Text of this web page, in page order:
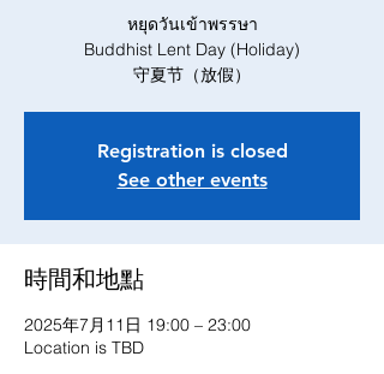
หยุดวันเข้าพรรษา
Buddhist Lent Day (Holiday)
守夏节（放假）
Registration is closed
See other events
時間和地點
2025年7月11日 19:00 – 23:00
Location is TBD